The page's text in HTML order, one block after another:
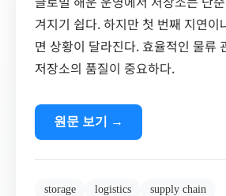
겨지기 쉽다. 하지만 첫 번째 지연이
면 상황이 달라진다. 효율적인 물류
저장소의 품질이 중요하다.
원문 보기 →
storage logistics supply chain